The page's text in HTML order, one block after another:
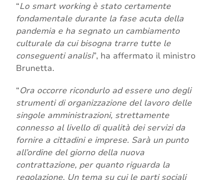
“Lo smart working è stato certamente
fondamentale durante la fase acuta della
pandemia e ha segnato un cambiamento
culturale da cui bisogna trarre tutte le
conseguenti analisi”, ha affermato il ministro
Brunetta.
“Ora occorre ricondurlo ad essere uno degli
strumenti di organizzazione del lavoro delle
singole amministrazioni, strettamente
connesso al livello di qualità dei servizi da
fornire a cittadini e imprese. Sarà un punto
all’ordine del giorno della nuova
contrattazione, per quanto riguarda la
regolazione. Un tema su cui le parti sociali